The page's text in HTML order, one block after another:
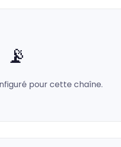
📡
pour cette chaîne.